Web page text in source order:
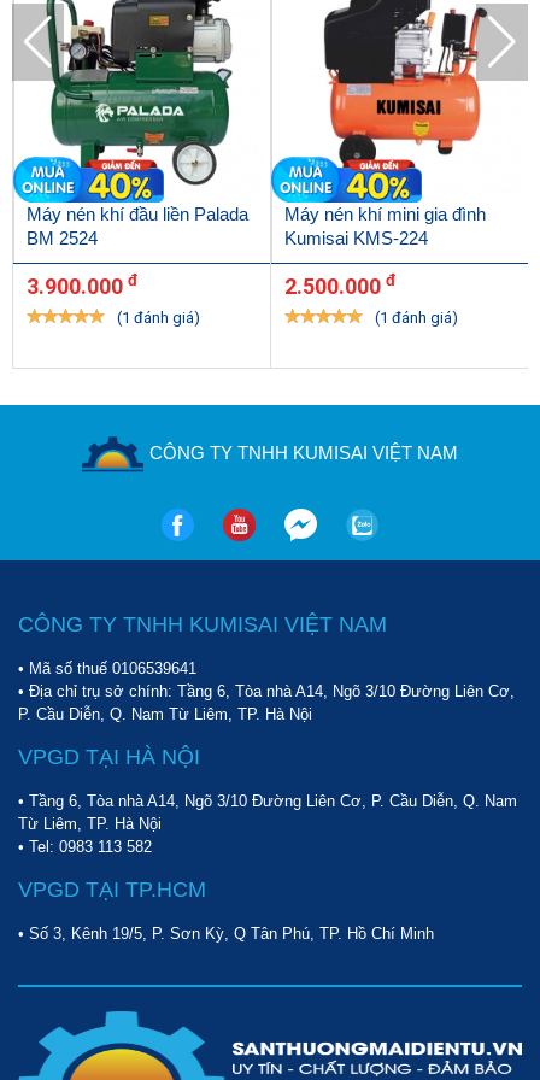
Chất lượng máy tốt
Những chiếc máy bơm nén không khí Wing TM-0.1/8-9L được
hàng đầu. Do đó mà chúng ta có những model máy bơm hơi sử
bên ngoài bình còn được sơn phủ lớp sơn tĩnh điện chống ăn
mòn cao.
Tại sao nên mua máy nén khí đầu liền Wing TM-0.1/8-9L tại
Nếu bạn đang không biết nên mua những model máy nén không
khí Wing TM-0.1/8-9L ở đâu thì hãy đến ngaySàn thương mại
Hoàng Liên . Sở dĩ chúng tôi đưa ra gợi ý này là vì khi mua hàng
tại Hoàng Liên sẽ mang lại nhiều lợi thế như sau:
Máy nén khí đầu liền Palada
BM 2524
3.900.000 đ
(1 đánh giá)
Máy nén khí mini gia đình
Kumisai KMS-224
2.500.000 đ
(1 đánh giá)
CÔNG TY TNHH KUMISAI VIỆT NAM
CÔNG TY TNHH KUMISAI VIỆT NAM
• Mã số thuế 0106539641
• Địa chỉ trụ sở chính: Tầng 6, Tòa nhà A14, Ngõ 3/10 Đường Liên Cơ,
P. Cầu Diễn, Q. Nam Từ Liêm, TP. Hà Nội
VPGD TẠI HÀ NỘI
• Tầng 6, Tòa nhà A14, Ngõ 3/10 Đường Liên Cơ, P. Cầu Diễn, Q. Nam
Từ Liêm, TP. Hà Nội
• Tel: 0983 113 582
VPGD TẠI TP.HCM
• Số 3, Kênh 19/5, P. Sơn Kỳ, Q Tân Phú, TP. Hồ Chí Minh